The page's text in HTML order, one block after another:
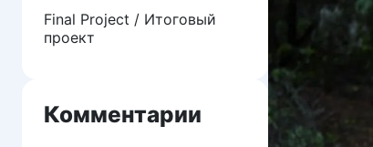
Final Project / Итоговый
проект
Комментарии